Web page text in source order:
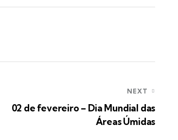
NEXT
02 de fevereiro – Dia Mundial das
Áreas Úmidas